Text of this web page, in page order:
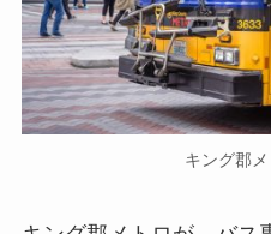
キング郡